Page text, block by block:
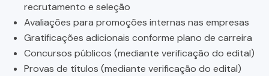
recrutamento e seleção
Avaliações para promoções internas nas empresas
Gratificações adicionais conforme plano de carreira
Concursos públicos (mediante verificação do edital)
Provas de títulos (mediante verificação do edital)